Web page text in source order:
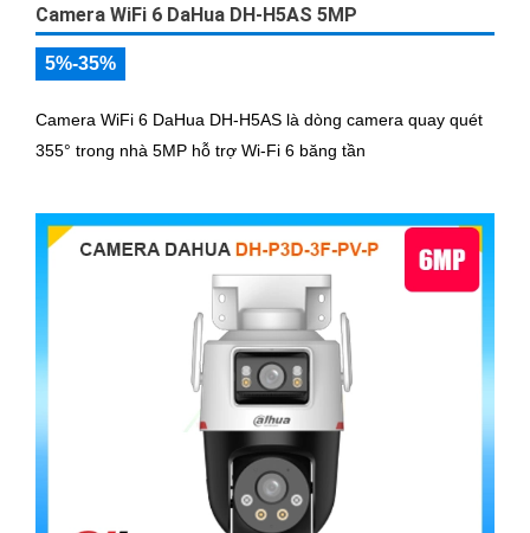
Camera WiFi 6 DaHua DH-H5AS 5MP
5%-35%
Camera WiFi 6 DaHua DH-H5AS là dòng camera quay quét
355° trong nhà 5MP hỗ trợ Wi-Fi 6 băng tần